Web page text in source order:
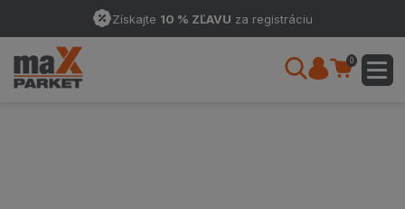
Získajte 10 % ZĽAVU za registráciu
0